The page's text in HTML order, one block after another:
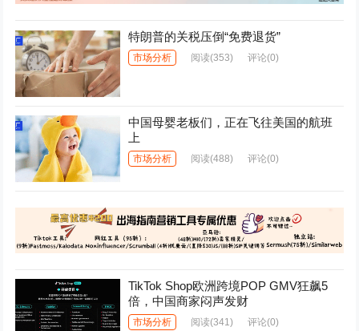
特朗普的关税压倒“免费退货”
市场分析 阅读(353) 评论(0)
中国母婴老板们，正在飞往美国的航班
上
市场分析 阅读(488) 评论(0)
TikTok Shop欧洲跨境POP GMV狂飙5
倍，中国商家闷声发财
市场分析 阅读(341) 评论(0)